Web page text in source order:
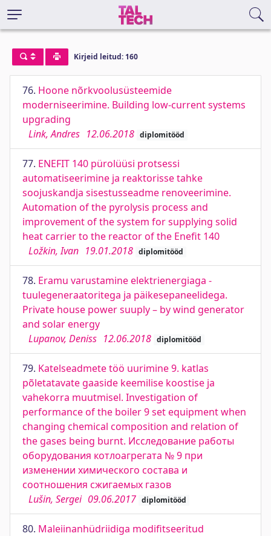
Kirjeid leitud: 160
76. Hoone nõrkvoolusüsteemide
moderniseerimine. Building low-current systems
upgrading
Link, Andres 12.06.2018 diplomitööd
77. ENEFIT 140 pürolüüsi protsessi
automatiseerimine ja reaktorisse tahke
soojuskandja sisestusseadme renoveerimine.
Automation of the pyrolysis process and
improvement of the system for supplying solid
heat carrier to the reactor of the Enefit 140
Ložkin, Ivan 19.01.2018 diplomitööd
78. Eramu varustamine elektrienergiaga -
tuulegeneraatoritega ja päikesepaneelidega.
Private house power suuply – by wind generator
and solar energy
Lupanov, Deniss 12.06.2018 diplomitööd
79. Katelseadmete töö uurimine 9. katlas
põletatavate gaaside keemilise koostise ja
vahekorra muutmisel. Investigation of
performance of the boiler 9 set equipment when
changing chemical composition and relation of
the gases being burnt. Исследование работы
оборудования котлоагрегата № 9 при
изменении химического состава и
соотношения сжигаемых газов
Lušin, Sergei 09.06.2017 diplomitööd
80. Maleiinanhüdriidiga modifitseeritud